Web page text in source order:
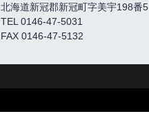
北海道新冠郡新冠町字美宇198番5
TEL 0146-47-5031
FAX 0146-47-5132